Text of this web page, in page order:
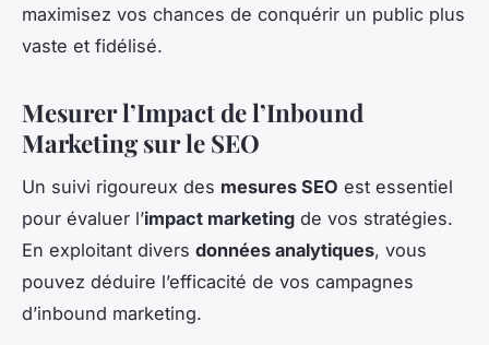
maximisez vos chances de conquérir un public plus
vaste et fidélisé.
Mesurer l’Impact de l’Inbound
Marketing sur le SEO
Un suivi rigoureux des mesures SEO est essentiel
pour évaluer l’impact marketing de vos stratégies.
En exploitant divers données analytiques, vous
pouvez déduire l’efficacité de vos campagnes
d’inbound marketing.